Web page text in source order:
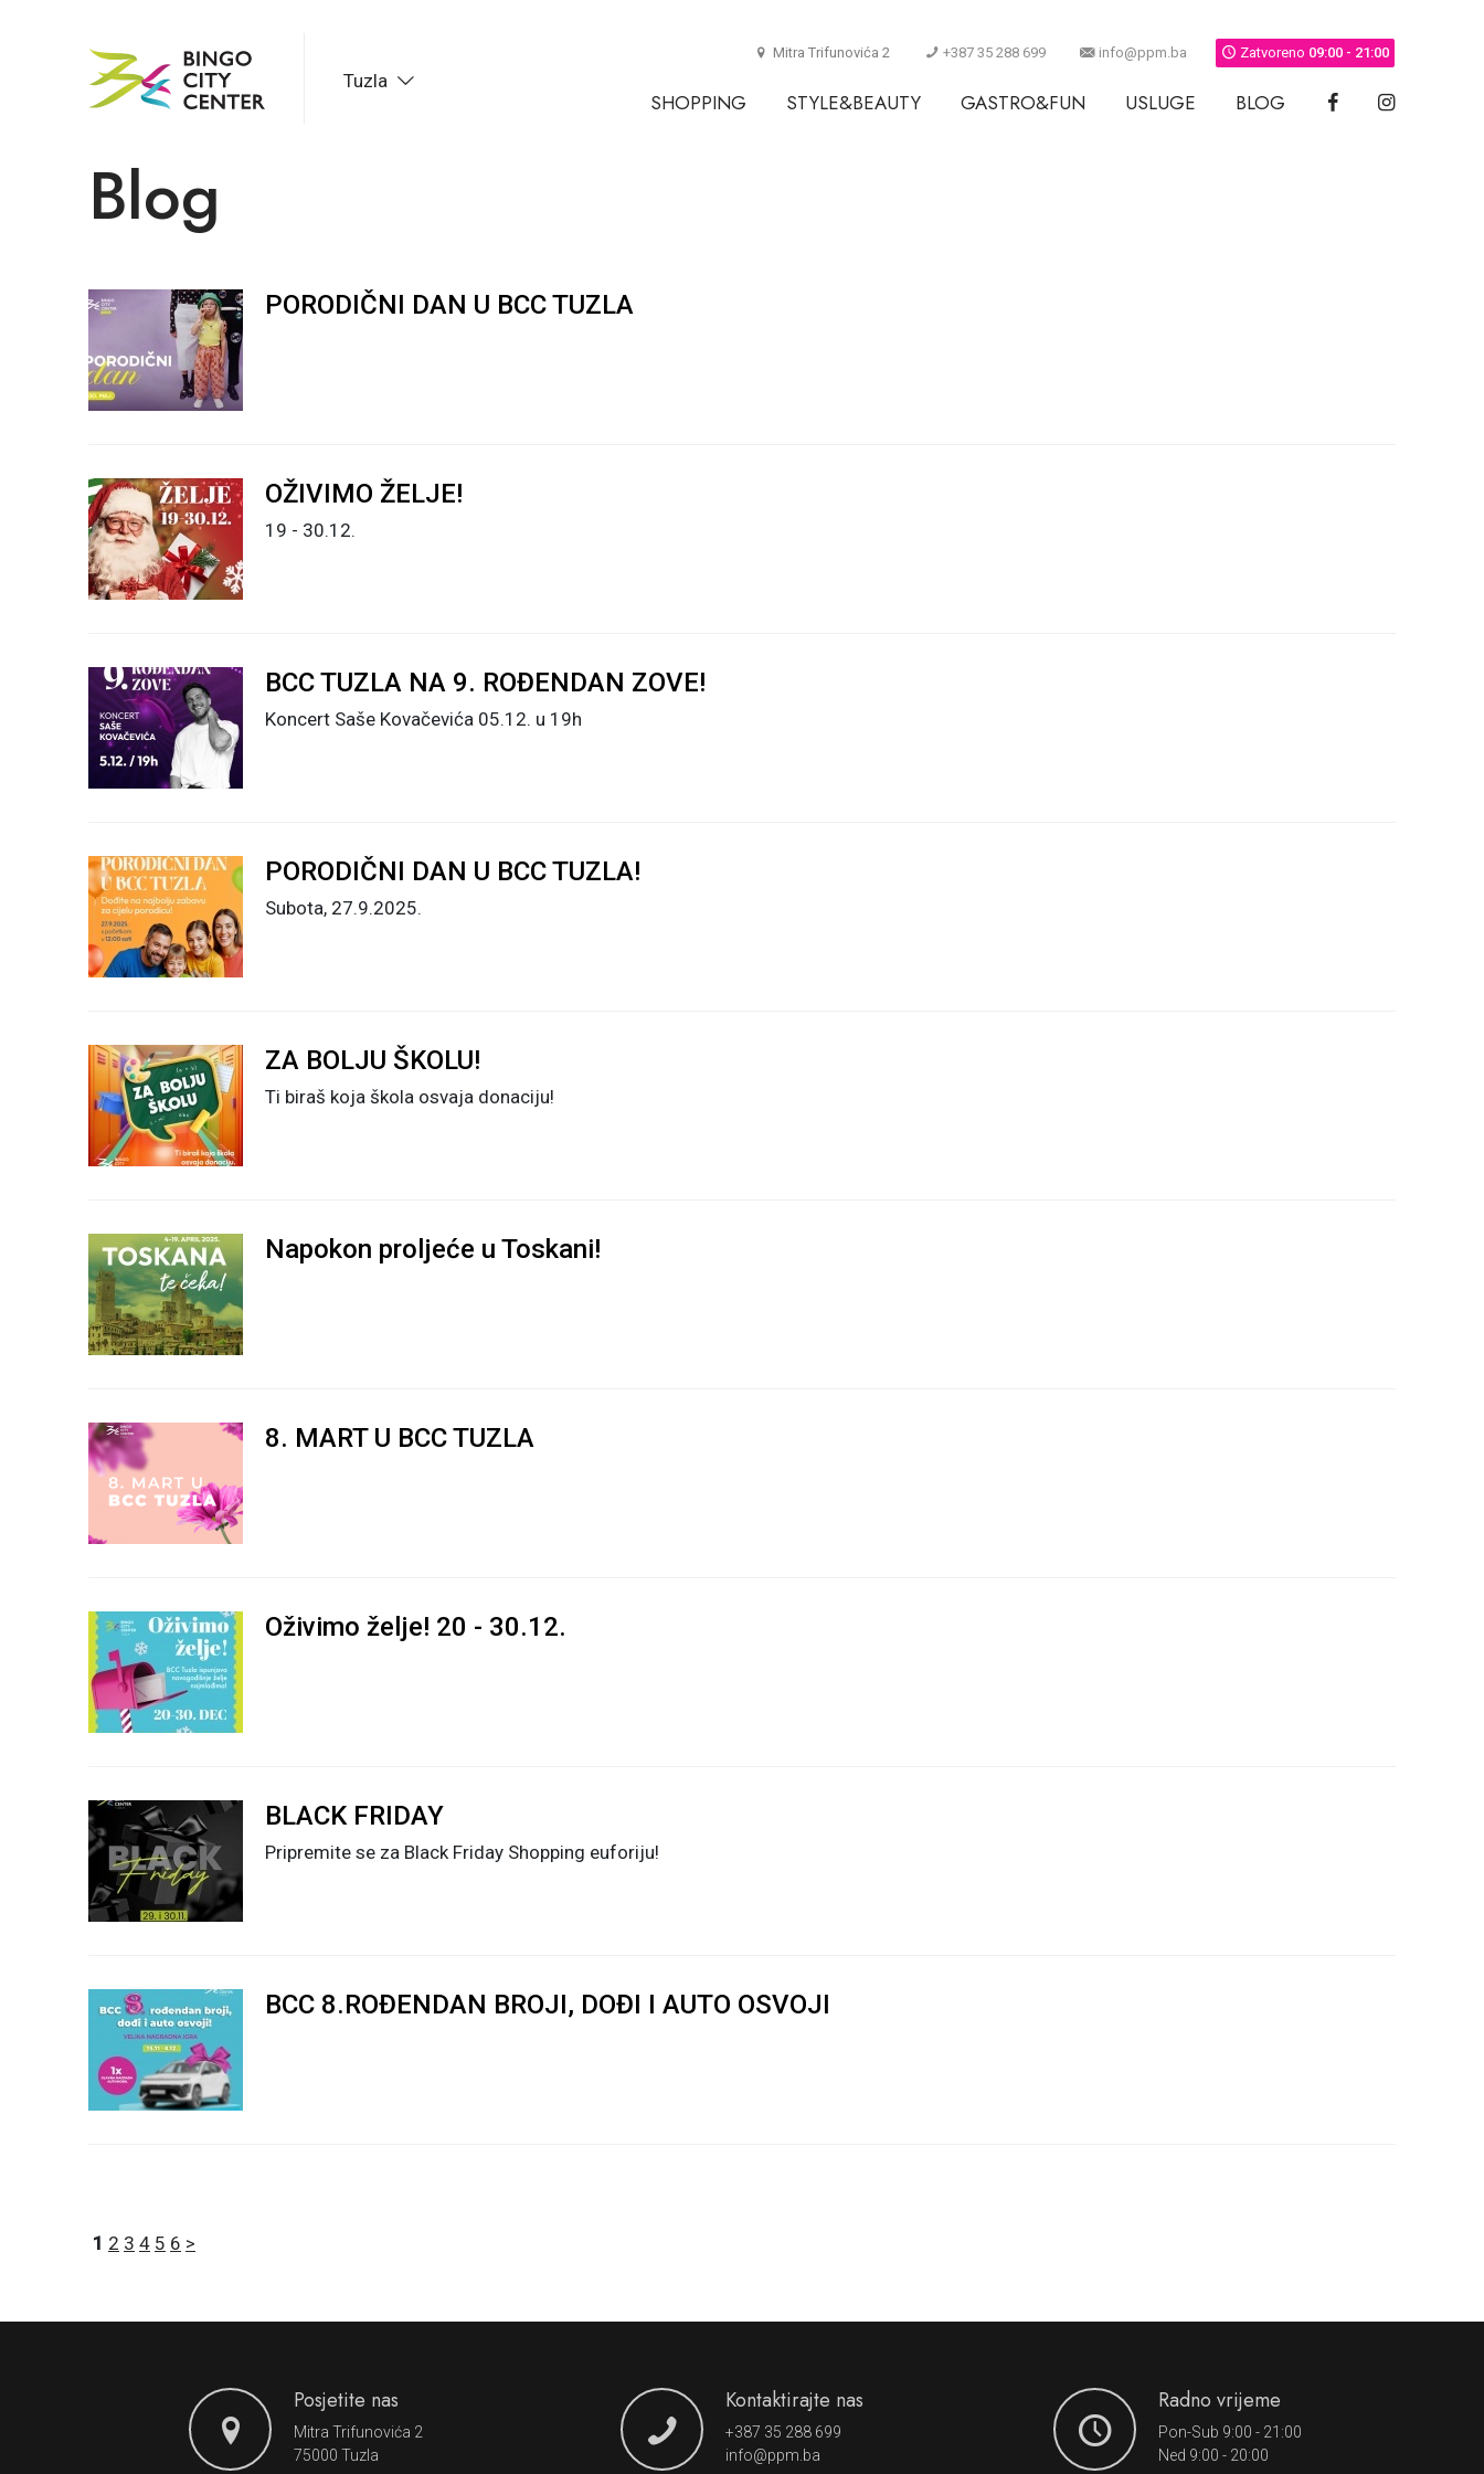
Mitra Trifunovića 2 +387 35 288 699 info@ppm.ba Zatvoreno 09:00 - 21:00
Tuzla
SHOPPING STYLE&BEAUTY GASTRO&FUN USLUGE BLOG
Blog
PORODIČNI DAN U BCC TUZLA
OŽIVIMO ŽELJE!
19 - 30.12.
BCC TUZLA NA 9. ROĐENDAN ZOVE!
Koncert Saše Kovačevića 05.12. u 19h
PORODIČNI DAN U BCC TUZLA!
Subota, 27.9.2025.
ZA BOLJU ŠKOLU!
Ti biraš koja škola osvaja donaciju!
Napokon proljeće u Toskani!
8. MART U BCC TUZLA
Oživimo želje! 20 - 30.12.
BLACK FRIDAY
Pripremite se za Black Friday Shopping euforiju!
BCC 8.ROĐENDAN BROJI, DOĐI I AUTO OSVOJI
1 2 3 4 5 6 >
Posjetite nas
Mitra Trifunovića 2
75000 Tuzla
Kontaktirajte nas
+387 35 288 699
info@ppm.ba
Radno vrijeme
Pon-Sub 9:00 - 21:00
Ned 9:00 - 20:00